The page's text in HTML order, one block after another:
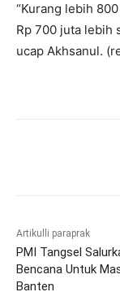
“Kurang lebih
Rp 700 juta lebih
ucap Akhsanul.
Artikulli paraprak
PMI Tangsel
Bencana Untuk
Banten